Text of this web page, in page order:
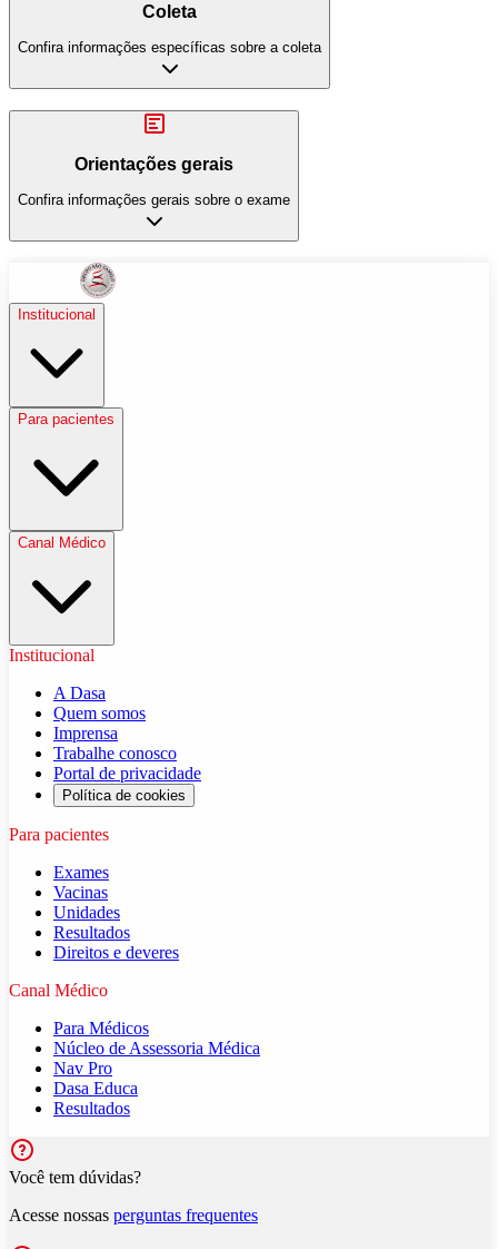
Coleta
Confira informações específicas sobre a coleta
Orientações gerais
Confira informações gerais sobre o exame
Institucional
Para pacientes
Canal Médico
Institucional
A Dasa
Quem somos
Imprensa
Trabalhe conosco
Portal de privacidade
Política de cookies
Para pacientes
Exames
Vacinas
Unidades
Resultados
Direitos e deveres
Canal Médico
Para Médicos
Núcleo de Assessoria Médica
Nav Pro
Dasa Educa
Resultados
Você tem dúvidas?
Acesse nossas perguntas frequentes